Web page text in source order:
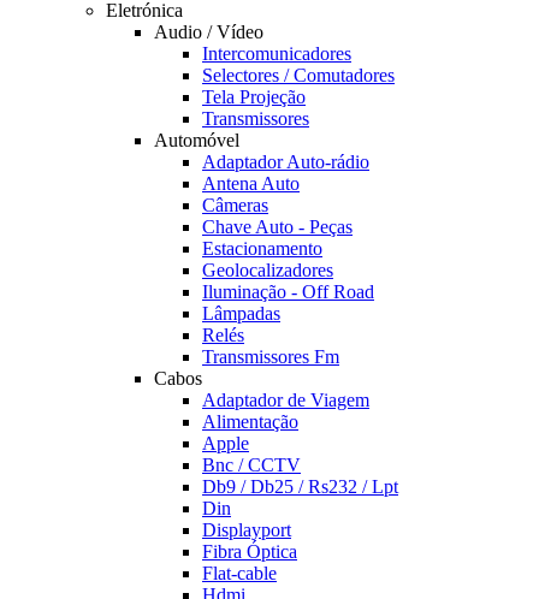
Eletrónica
Audio / Vídeo
Intercomunicadores
Selectores / Comutadores
Tela Projeção
Transmissores
Automóvel
Adaptador Auto-rádio
Antena Auto
Câmeras
Chave Auto - Peças
Estacionamento
Geolocalizadores
Iluminação - Off Road
Lâmpadas
Relés
Transmissores Fm
Cabos
Adaptador de Viagem
Alimentação
Apple
Bnc / CCTV
Db9 / Db25 / Rs232 / Lpt
Din
Displayport
Fibra Óptica
Flat-cable
Hdmi